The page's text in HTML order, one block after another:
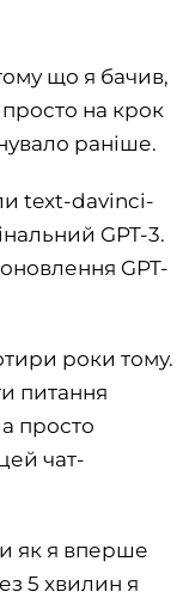
що я бачив,
на крок
раніше.
text-davinci-
GPT-3.
GPT-
роки тому.
питання
просто
чат-
як я вперше
5 хвилин я